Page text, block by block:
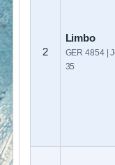
2
Limbo
GER 4854 |
35